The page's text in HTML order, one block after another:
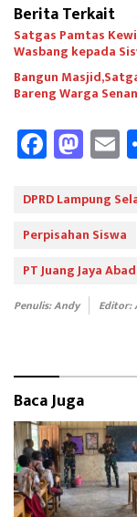
Berita Terkait
Satgas Pamtas
Wasbang kepada
Bangun
Bareng Warga
Fa
ce
b
oo
k
M
as
to
d
o
n
E
DPRD Lampung
Perpisahan Siswa
PT Juang Jaya
Penulis: Andy Editor:
Baca Juga